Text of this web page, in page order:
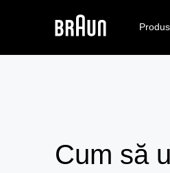
Cum să